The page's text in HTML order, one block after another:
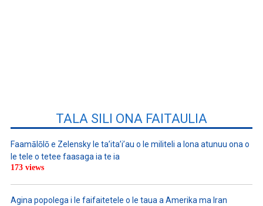
TALA SILI ONA FAITAULIA
Faamālōlō e Zelensky le ta’ita’i’au o le militeli a lona atunuu ona o
le tele o tetee faasaga ia te ia
173 views
Agina popolega i le faifaitetele o le taua a Amerika ma Iran